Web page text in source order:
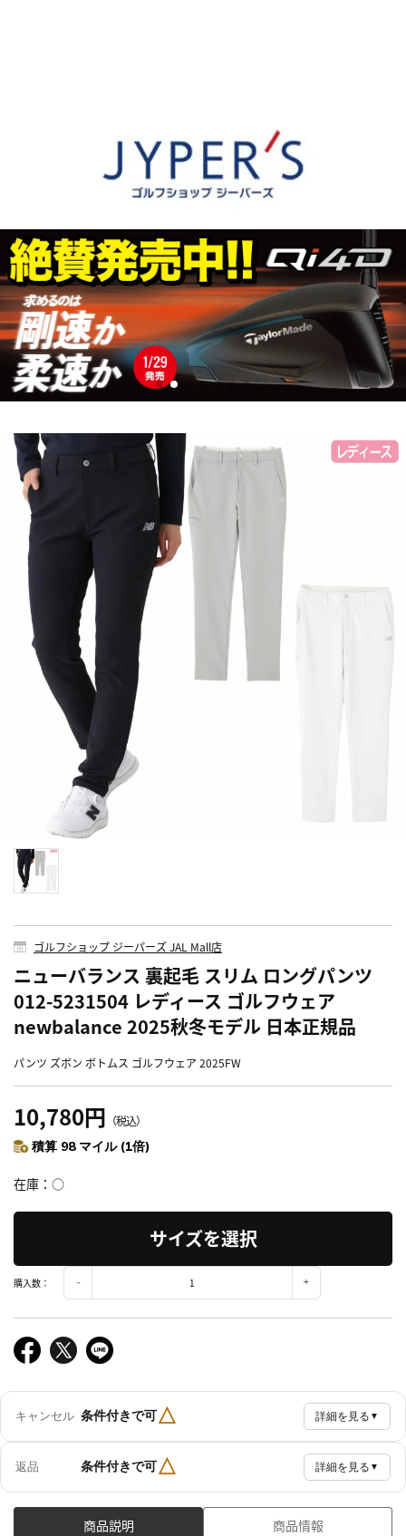
ゴルフショップ ジーパーズ JAL Mall店
ニューバランス 裏起毛 スリム ロングパンツ
012-5231504 レディース ゴルフウェア
newbalance 2025秋冬モデル 日本正規品
パンツ ズボン ボトムス ゴルフウェア 2025FW
10,780円 （税込）
積算 98 マイル (1倍)
在庫 ○
サイズを選択
購入数：
キャンセル 条件付きで可△ 詳細を見る ▼
返品 条件付きで可△ 詳細を見る ▼
商品説明 商品情報